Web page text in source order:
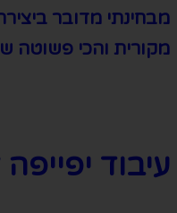
מבחינתי מדובר
מקורית והכי פשוטה
עיבוד